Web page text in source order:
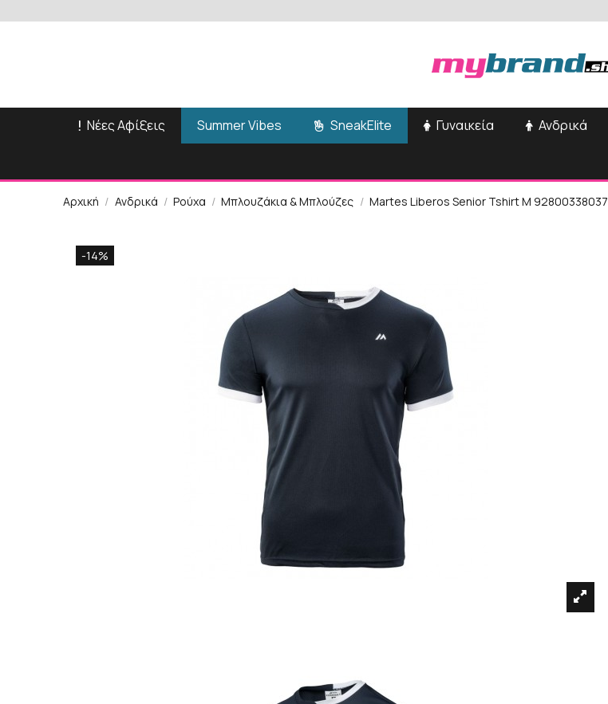
Νέες Αφίξεις Summer Vibes SneakElite Γυναικεία Ανδρικά
Αρχική Ανδρικά Ρούχα Μπλουζάκια & Μπλούζες Martes Liberos Senior Tshirt M 92800338037
-14%